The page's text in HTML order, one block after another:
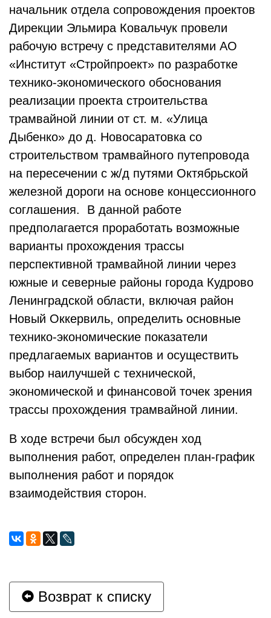
начальник отдела сопровождения проектов
Дирекции Эльмира Ковальчук провели
рабочую встречу с представителями АО
«Институт «Стройпроект» по разработке
технико-экономического обоснования
реализации проекта строительства
трамвайной линии от ст. м. «Улица
Дыбенко» до д. Новосаратовка со
строительством трамвайного путепровода
на пересечении с ж/д путями Октябрьской
железной дороги на основе концессионного
соглашения. В данной работе
предполагается проработать возможные
варианты прохождения трассы
перспективной трамвайной линии через
южные и северные районы города Кудрово
Ленинградской области, включая район
Новый Оккервиль, определить основные
технико-экономические показатели
предлагаемых вариантов и осуществить
выбор наилучшей с технической,
экономической и финансовой точек зрения
трассы прохождения трамвайной линии.
В ходе встречи был обсужден ход
выполнения работ, определен план-график
выполнения работ и порядок
взаимодействия сторон.
Возврат к списку